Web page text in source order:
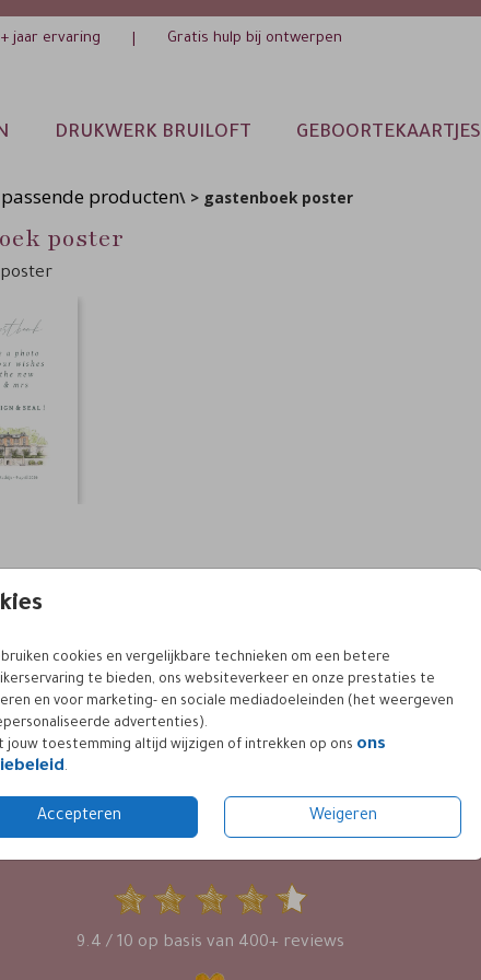
jaar ervaring Gratis hulp bij ontwerpen
DRUKWERK BRUILOFT GEBOORTEKAARTJES
cookies en vergelijkbare technieken om een betere
te bieden, ons websiteverkeer en onze prestaties te
en voor marketing- en sociale mediadoeleinden (het weergeven
advertenties).
jouw toestemming altijd wijzigen of intrekken op ons ons
.
Accepteren Weigeren
producten\ > gastenboek poster
poster
9.4 / 10 op basis van 400+ reviews